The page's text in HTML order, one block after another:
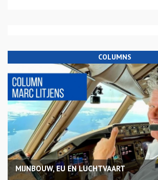
COLUMNS
MIJNBOUW, EU EN LUCHTVAART